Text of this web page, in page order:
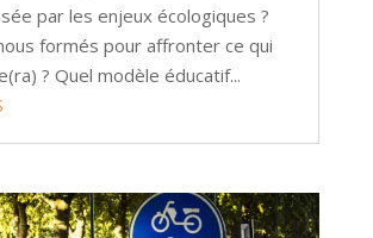
par les enjeux écologiques ?
formés pour affronter ce qui
? Quel modèle éducatif...